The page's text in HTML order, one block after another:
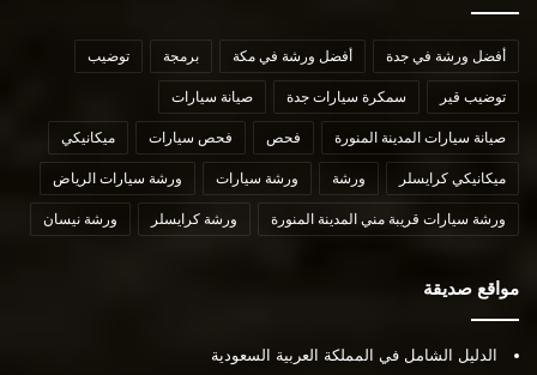
أفضل ورشة في جدة أفضل ورشة في مكة برمجة توضيب
توضيب قير سمكرة سيارات جدة صيانة سيارات
صيانة سيارات المدينة المنورة فحص فحص سيارات ميكانيكي
ميكانيكي كرايسلر ورشة ورشة سيارات ورشة سيارات الرياض
ورشة سيارات قريبة مني المدينة المنورة ورشة كرايسلر ورشة نيسان
مواقع صديقة
الدليل الشامل في المملكة العربية السعودية